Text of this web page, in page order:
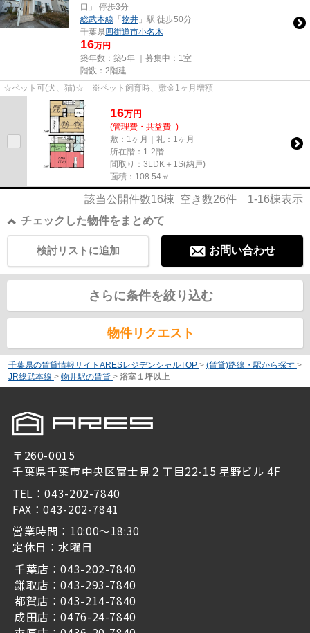
口」 停歩3分
総武本線 「物井 」駅 徒歩50分
千葉県四街道市小名木
16万円
築年数：築5年 ｜募集中： 1室
階数：2階建
☆ペット可(犬、猫)☆ ※ペット飼育時、敷金1ヶ月増額
16万円
(管理費・共益費 -)
敷：1ヶ月｜礼：1ヶ月
所在階：1-2階
間取り：3LDK＋1S(納戸)
面積：108.54㎡
該当公開件数16棟 空き数26件 1-16棟表示
チェックした物件をまとめて
お問い合わせ
検討リストに追加
さらに条件を絞り込む
物件リクエスト
千葉県の賃貸情報サイトARESレジデンシャルTOP > (賃貸)路線・駅から探す >
JR総武本線 > 物井駅の賃貸 > 浴室１坪以上
〒260-0015
千葉県千葉市中央区富士見２丁目22-15 星野ビル 4F
TEL：043-202-7840
FAX：043-202-7841
営業時間：10:00～18:30
定休日：水曜日
千葉店：043-202-7840
鎌取店：043-293-7840
都賀店：043-214-7840
成田店：0476-24-7840